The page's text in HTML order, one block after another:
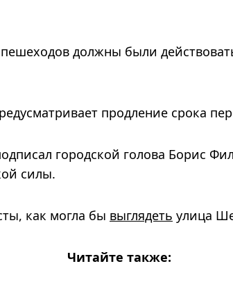
должны были
продление срока
городской голова Борис
силы.
как могла бы выглядеть улица
Читайте также: